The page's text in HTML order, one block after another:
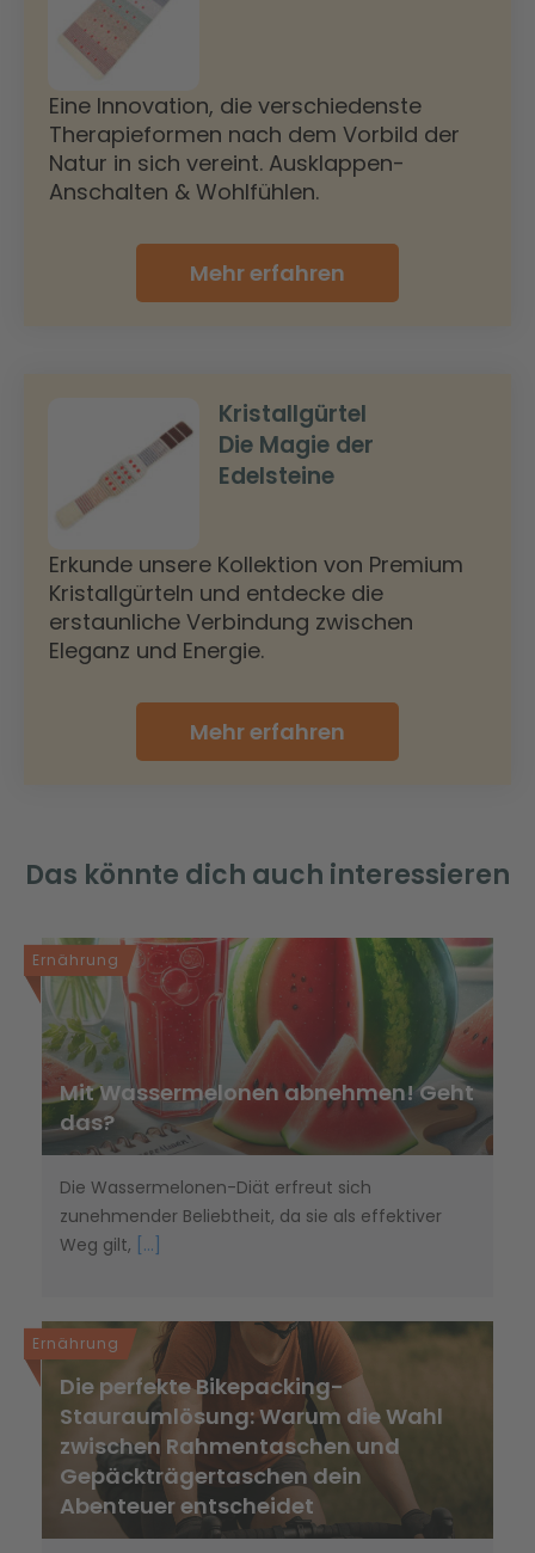
Eine Innovation, die verschiedenste
Therapieformen nach dem Vorbild der
Natur in sich vereint. Ausklappen-
Anschalten & Wohlfühlen.
Mehr erfahren
Kristallgürtel
Die Magie der
Edelsteine
Erkunde unsere Kollektion von Premium
Kristallgürteln und entdecke die
erstaunliche Verbindung zwischen
Eleganz und Energie.
Mehr erfahren
Das könnte dich auch interessieren
Ernährung
Mit Wassermelonen abnehmen! Geht
das?
Die Wassermelonen-Diät erfreut sich
zunehmender Beliebtheit, da sie als effektiver
Weg gilt, [...]
Ernährung
Die perfekte Bikepacking-
Stauraumlösung: Warum die Wahl
zwischen Rahmentaschen und
Gepäckträgertaschen dein
Abenteuer entscheidet